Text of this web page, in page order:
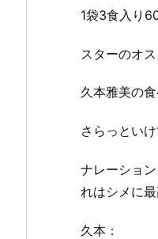
1袋3食入り
スターのオ
久本雅美の
さらっとい
ナレーショ
れはシメに
久本：